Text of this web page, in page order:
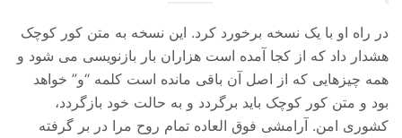
در راه او با یک نسخه برخورد کرد. این نسخه به متن کور کوچک
هشدار داد که از کجا آمده است هزاران بار بازنویسی می شود و
همه چیزهایی که از اصل آن باقی مانده است کلمه “و” خواهد
بود و متن کور کوچک باید برگردد و به حالت خود بازگردد،
کشوری امن. آرامشی فوق العاده تمام روح مرا در بر گرفته